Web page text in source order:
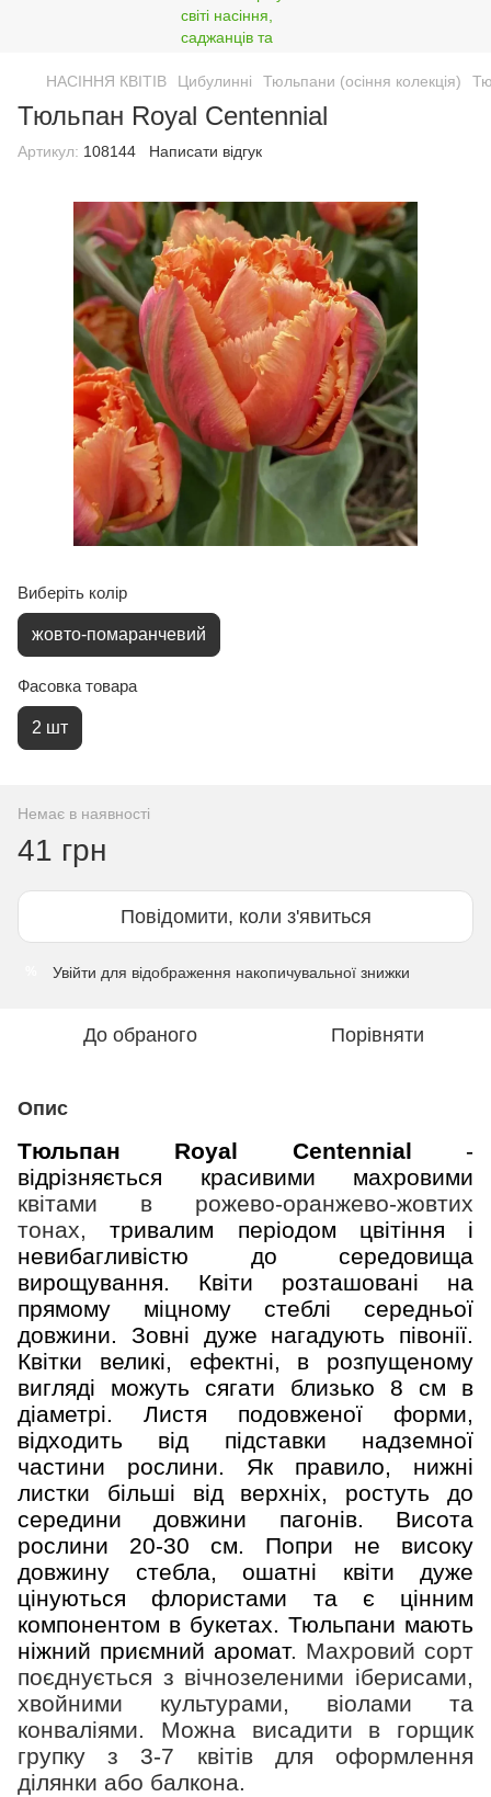
НАСІННЯ КВІТІВ Цибулинні Тюльпани (осіння колекція)
Тюльпан Royal Centennial
Артикул: 108144 Написати відгук
Виберіть колір
жовто-помаранчевий
Фасовка товара
2 шт
Немає в наявності
41 грн
Повідомити, коли з'явиться
Увійти для відображення накопичувальної знижки
До обраного Порівняти
Опис
Тюльпан Royal Centennial -
відрізняється красивими махровими
квітами в рожево-оранжево-жовтих
тонах,тривалим періодом цвітіння і
невибагливістю до середовища
вирощування. Квіти розташовані на
прямому міцному стеблі середньої
довжини. Зовні дуже нагадують півонії.
Квітки великі, ефектні, в розпущеному
вигляді можуть сягати близько 8 см в
діаметрі. Листя подовженої форми,
відходить від підставки надземної
частини рослини. Як правило, нижні
листки більші від верхніх, ростуть до
середини довжини пагонів. Висота
рослини 20-30 см. Попри не високу
довжину стебла, ошатні квіти дуже
цінуються флористами та є цінним
компонентом в букетах. Тюльпани мають
ніжний приємний аромат. Махровий сорт
поєднується з вічнозеленими іберисами,
хвойними культурами, віолами та
конваліями. Можна висадити в горщик
групку з 3-7 квітів для оформлення
ділянки або балкона.